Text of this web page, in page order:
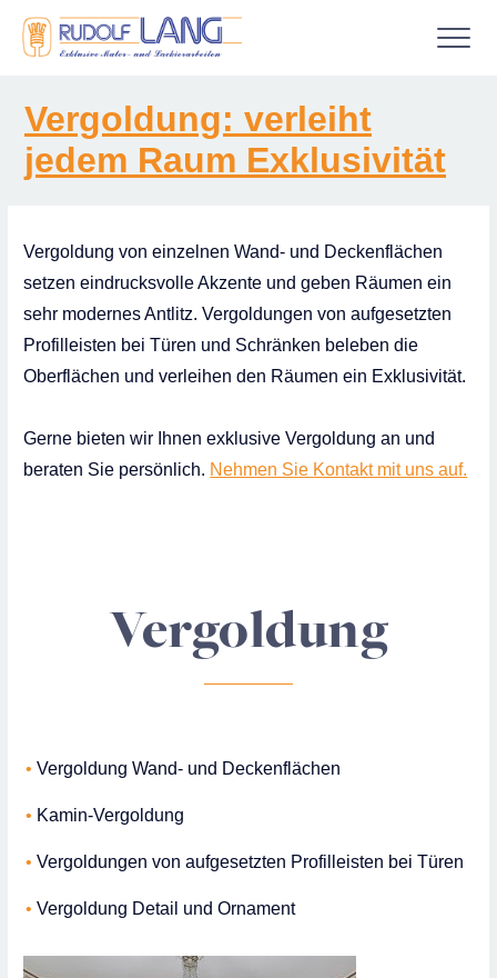
Digitaldruck und Werbetechnik
Über uns
Maler­arbeiten
Außen­arbeiten
Auslands­arbeiten
Vergoldung: verleiht
jedem Raum Exklusivität
Vergoldung von einzelnen Wand- und Deckenflächen
setzen eindrucksvolle Akzente und geben Räumen ein
sehr modernes Antlitz. Vergoldungen von aufgesetzten
Profilleisten bei Türen und Schränken beleben die
Oberflächen und verleihen den Räumen ein Exklusivität.
Gerne bieten wir Ihnen exklusive Vergoldung an und
beraten Sie persönlich. Nehmen Sie Kontakt mit uns auf.
Vergoldung
Vergoldung Wand- und Deckenflächen
Kamin-Vergoldung
Vergoldungen von aufgesetzten Profilleisten bei Türen
Vergoldung Detail und Ornament